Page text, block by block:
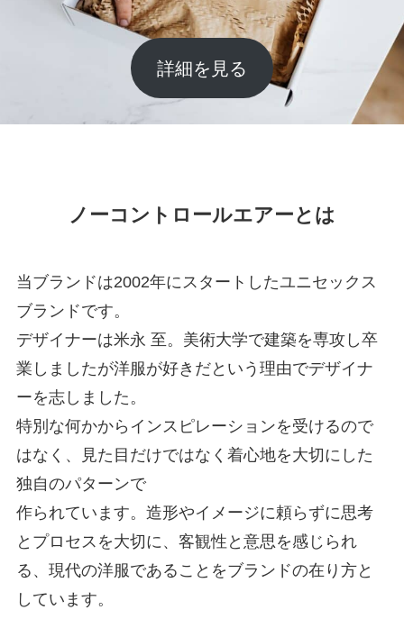
詳細を見る
ノーコントロールエアーとは
当ブランドは2002年にスタートしたユニセックス
ブランドです。
デザイナーは米永 至。美術大学で建築を専攻し卒
業しましたが洋服が好きだという理由でデザイナ
ーを志しました。
特別な何かからインスピレーションを受けるので
はなく、見た目だけではなく着心地を大切にした
独自のパターンで
作られています。造形やイメージに頼らずに思考
とプロセスを大切に、客観性と意思を感じられ
る、現代の洋服であることをブランドの在り方と
しています。